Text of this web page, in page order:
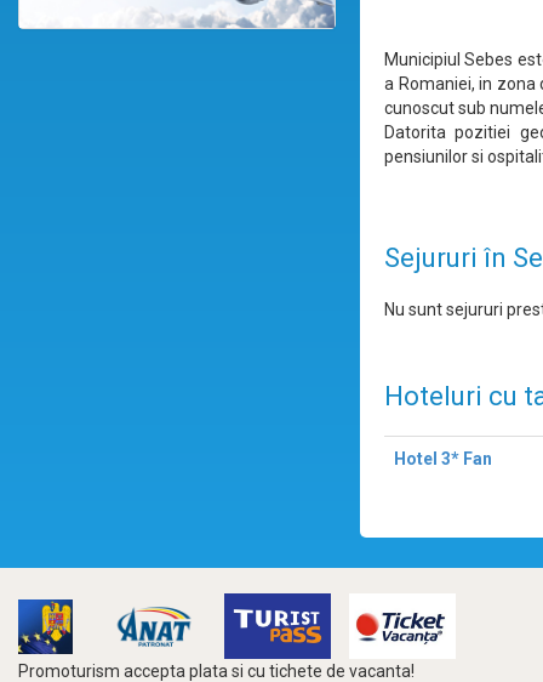
Municipiul Sebes
a Romaniei, in zona
cunoscut sub
Datorita pozitiei
pensiunilor si
Sejururi în
Nu sunt sejururi
Hoteluri cu
Hotel 3* Fan
Promoturism accepta plata si cu tichete de vacanta!